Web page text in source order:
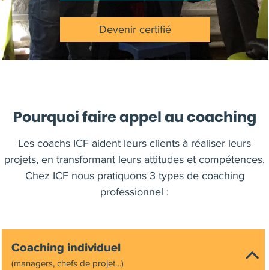
Devenir certifié
Pourquoi faire appel au coaching
Les coachs ICF aident leurs clients à réaliser leurs
projets, en transformant leurs attitudes et compétences.
Chez ICF nous pratiquons 3 types de coaching
professionnel :
Coaching individuel
(managers, chefs de projet…)